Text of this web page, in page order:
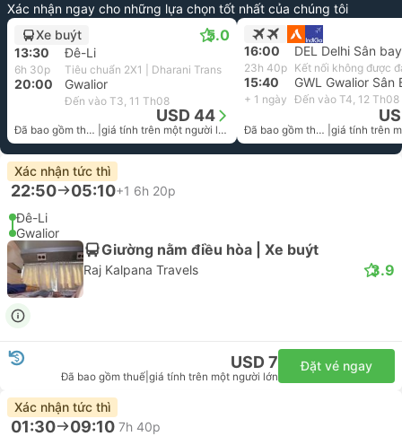
Xác nhận ngay cho những lựa chọn tốt nhất của chúng tôi
Xe buýt
5.0
13:30 Đê-Li
6h 30p Tiêu chuẩn 2X1 | Dharani Trans
20:00 Gwalior
Đến vào T3, 11 Th08
USD 44
Đã bao gồm thuế | giá tính trên một người lớn
16:00 DEL Delhi Sân bay
23h 40p Kết nối không được
15:40 GWL Gwalior Sân
+ 1 ngày Đến vào T4, 12 Th08
Đã bao gồm thuế |
Xác nhận tức thì
22:50 05:10+1 6h 20p
Đê-Li
Gwalior
Giường nằm điều hòa | Xe buýt
Raj Kalpana Travels 3.9
USD 7
Đã bao gồm thuế giá tính trên một người lớn
Đặt vé ngay
Xác nhận tức thì
01:30 09:10 7h 40p